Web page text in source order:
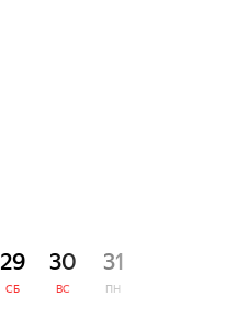
29
СБ
30
ВС
31
ПН